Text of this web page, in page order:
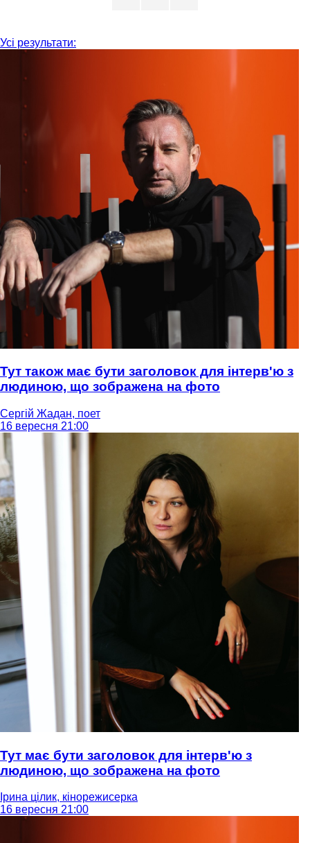
Усі результати:
Тут також має бути заголовок для інтерв'ю з
людиною, що зображена на фото
Сергій Жадан, поет
16 вересня 21:00
Тут має бути заголовок для інтерв'ю з
людиною, що зображена на фото
Ірина цілик, кінорежисерка
16 вересня 21:00